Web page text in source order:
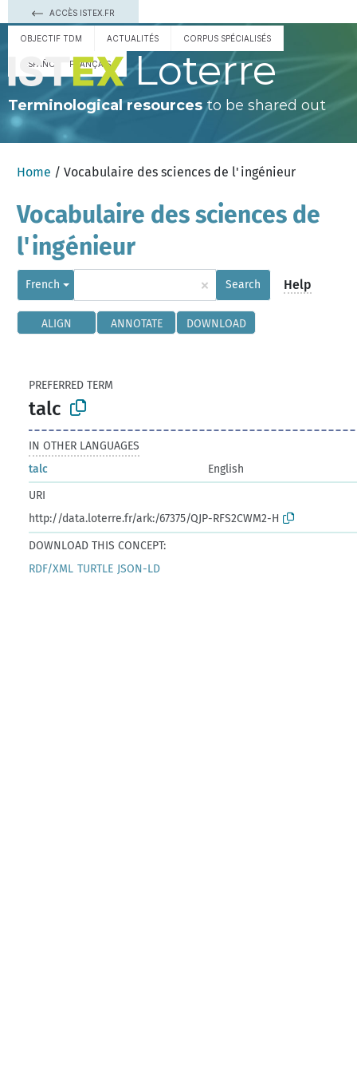
ACCÈS ISTEX.FR
OBJECTIF TDM ACTUALITÉS CORPUS SPÉCIALISÉS
ESPAÑOL FRANÇAIS Loterre
Terminological resourcesto be shared out
Home / Vocabulaire des sciences de l'ingénieur
Vocabulaire des sciences de
l'ingénieur
French × Search Help
ALIGN ANNOTATE DOWNLOAD
PREFERRED TERM
talc
IN OTHER LANGUAGES
talc
English
URI
http://data.loterre.fr/ark:/67375/QJP-RFS2CWM2-H
DOWNLOAD THIS CONCEPT:
RDF/XML TURTLE JSON-LD